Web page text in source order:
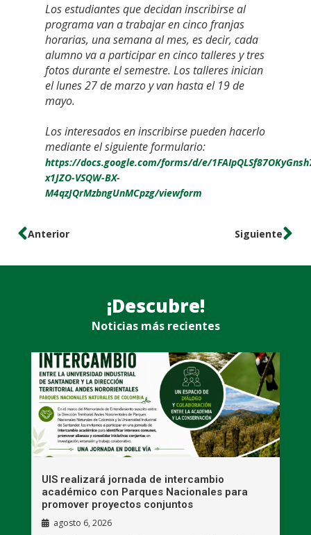
Los estudiantes que decidan inscribirse al
programa van a trabajar en cinco franjas
horarias, una semana al mes, es decir, cada
alumno va a participar en cinco talleres y tres
fotos durante el semestre. Los talleres inician
el lunes 27 de marzo y van hasta el 19 de
mayo.
Los interesados en inscribirse pueden hacerlo
mediante el siguiente formulario:
https://docs.google.com/forms/d/e/
x1JZO-VSQW-BX-
M4qzJQrMzbngUnMCpzg/viewform
Anterior Siguiente
¡Descubre!
Noticias más recientes
UIS realizará jornada de intercambio
académico con Parques Nacionales para
promover proyectos conjuntos
agosto 6, 2026